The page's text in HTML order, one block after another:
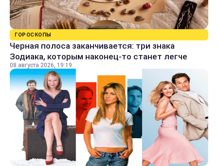
ГОРОСКОПЫ
Черная полоса заканчивается: три знака
Зодиака, которым наконец-то станет легче
08 августа 2026, 19:19